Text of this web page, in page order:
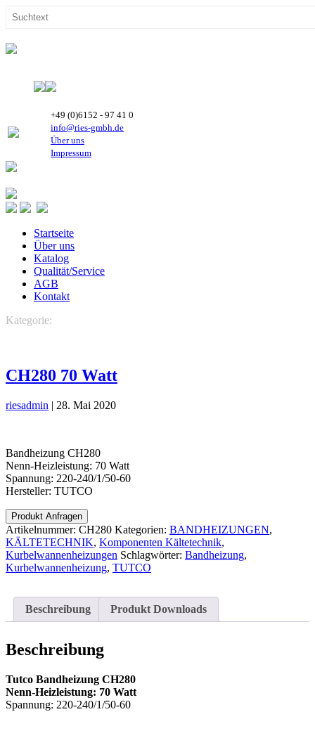
+49 (0)6152 - 97 41 0
info@ries-gmbh.de
Über uns
Impressum
Startseite
Über uns
Katalog
Qualität/Service
AGB
Kontakt
Kategorie:
CH280 70 Watt
riesadmin | 28. Mai 2020
Bandheizung CH280
Nenn-Heizleistung: 70 Watt
Spannung: 220-240/1/50-60
Hersteller: TUTCO
Produkt Anfragen
Artikelnummer: CH280 Kategorien: BANDHEIZUNGEN,
KÄLTETECHNIK, Komponenten Kältetechnik,
Kurbelwannenheizungen Schlagwörter: Bandheizung,
Kurbelwannenheizung, TUTCO
Beschreibung Produkt Downloads
Beschreibung
Tutco Bandheizung CH280
Nenn-Heizleistung: 70 Watt
Spannung: 220-240/1/50-60